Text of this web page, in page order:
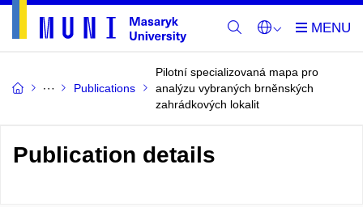
Publications
Pilotní specializovaná mapa pro
analýzu vybraných brněnských
zahrádkových lokalit
Publication details